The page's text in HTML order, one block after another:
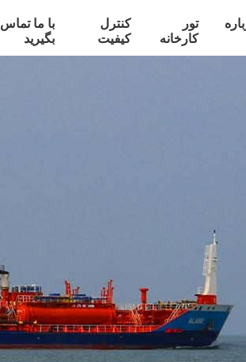
تور
کارخانه
کنترل
کیفیت
با ما تماس
بگیرید